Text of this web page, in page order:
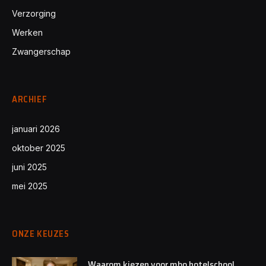
Verzorging
Werken
Zwangerschap
ARCHIEF
januari 2026
oktober 2025
juni 2025
mei 2025
ONZE KEUZES